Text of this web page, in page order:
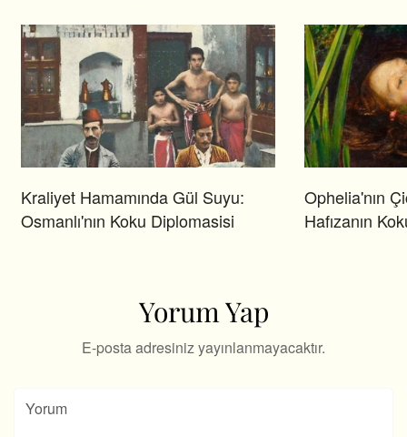
Kraliyet Hamamında Gül Suyu:
Osmanlı'nın Koku Diplomasisi
Ophelia'nın
Hafızanın
Yorum Yap
E-posta adresiniz yayınlanmayacaktır.